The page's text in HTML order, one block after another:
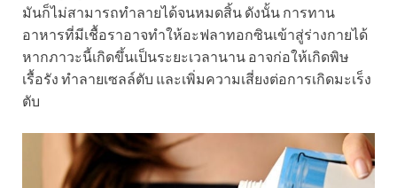
มันก็ไม่สามารถทำลายได้จนหมดสิ้น ดังนั้น การทาน
อาหารที่มีเชื้อราอาจทำให้อะฟลาทอกซินเข้าสู่ร่างกายได้
หากภาวะนี้เกิดขึ้นเป็นระยะเวลานาน อาจก่อให้เกิดพิษ
เรื้อรัง ทำลายเซลล์ตับ และเพิ่มความเสี่ยงต่อการเกิดมะเร็ง
ตับ